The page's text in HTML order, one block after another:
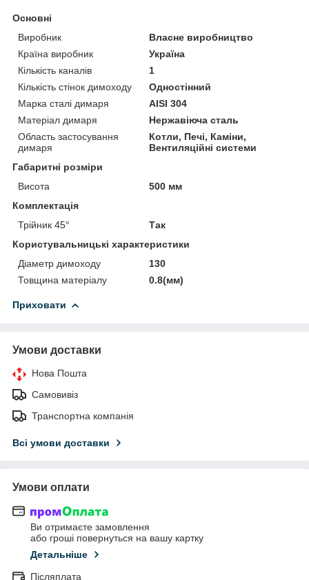
Основні
Виробник
Власне виробництво
Країна виробник
Україна
Кількість каналів
1
Кількість стінок димоходу
Одностінний
Марка сталі димаря
AISI 304
Матеріал димаря
Нержавіюча сталь
Область застосування
димаря
Котли, Печі, Каміни,
Вентиляційні системи
Габаритні розміри
Висота
500 мм
Комплектація
Трійник 45°
Так
Користувальницькі характеристики
Діаметр димоходу
130
Товщина матеріалу
0.8(мм)
Приховати
Умови доставки
Нова Пошта
Самовивіз
Транспортна компанія
Всі умови доставки
Умови оплати
Ви отримаєте замовлення
або гроші повернуться на вашу картку
Детальніше
Післяплата